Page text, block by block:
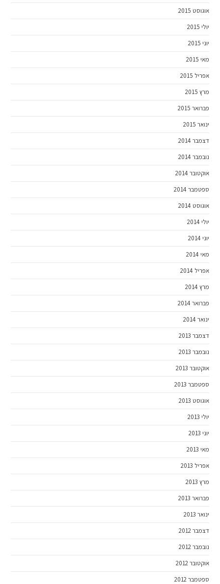
אוגוסט 2015
יולי 2015
יוני 2015
מאי 2015
אפריל 2015
מרץ 2015
פברואר 2015
ינואר 2015
דצמבר 2014
נובמבר 2014
אוקטובר 2014
ספטמבר 2014
אוגוסט 2014
יולי 2014
יוני 2014
מאי 2014
אפריל 2014
מרץ 2014
פברואר 2014
ינואר 2014
דצמבר 2013
נובמבר 2013
אוקטובר 2013
ספטמבר 2013
אוגוסט 2013
יולי 2013
יוני 2013
מאי 2013
אפריל 2013
מרץ 2013
פברואר 2013
ינואר 2013
דצמבר 2012
נובמבר 2012
אוקטובר 2012
ספטמבר 2012